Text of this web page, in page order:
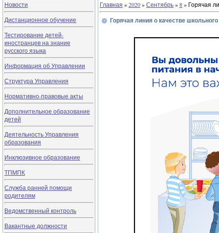
Новости
Дистанционное обучение
Тестирование детей-
иностранцев на знание
русского языка
Информация об Управлении
Структура Управления
Нормативно-правовые акты
Дополнительное образование
детей
Деятельность Управления
образования
Инклюзивное образование
ТПМПК
Служба ранней помощи
родителям
Ведомственный контроль
Вакантные должности
Главная »2020»Сентябрь»8» Горячая
Горячая линия о качестве